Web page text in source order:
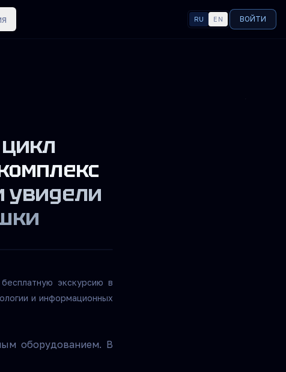
ЯЗЫК
RU EN ВОЙТИ
увидели
экскурсию в
и информационных
оборудованием. В